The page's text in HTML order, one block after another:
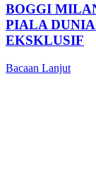
BOGGI
PIALA
EKSKLUSIF
Bacaan Lanjut